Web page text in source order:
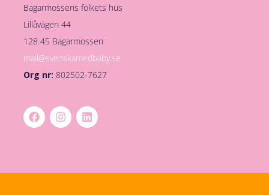
Bagarmossens folkets hus
Lillåvägen 44
128 45 Bagarmossen
mail@svenskamedbaby.se
Org nr: 802502-7627